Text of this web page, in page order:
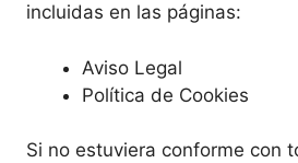
incluidas en las páginas:
Aviso Legal
Política de Cookies
Si no estuviera conforme con